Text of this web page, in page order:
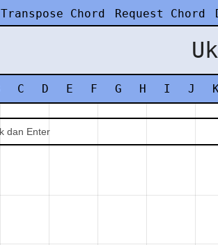
Transpose Chord Request Chord
C D E F G H I J